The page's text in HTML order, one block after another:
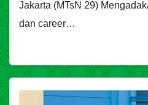
Jakarta (MTsN 29)
dan career…